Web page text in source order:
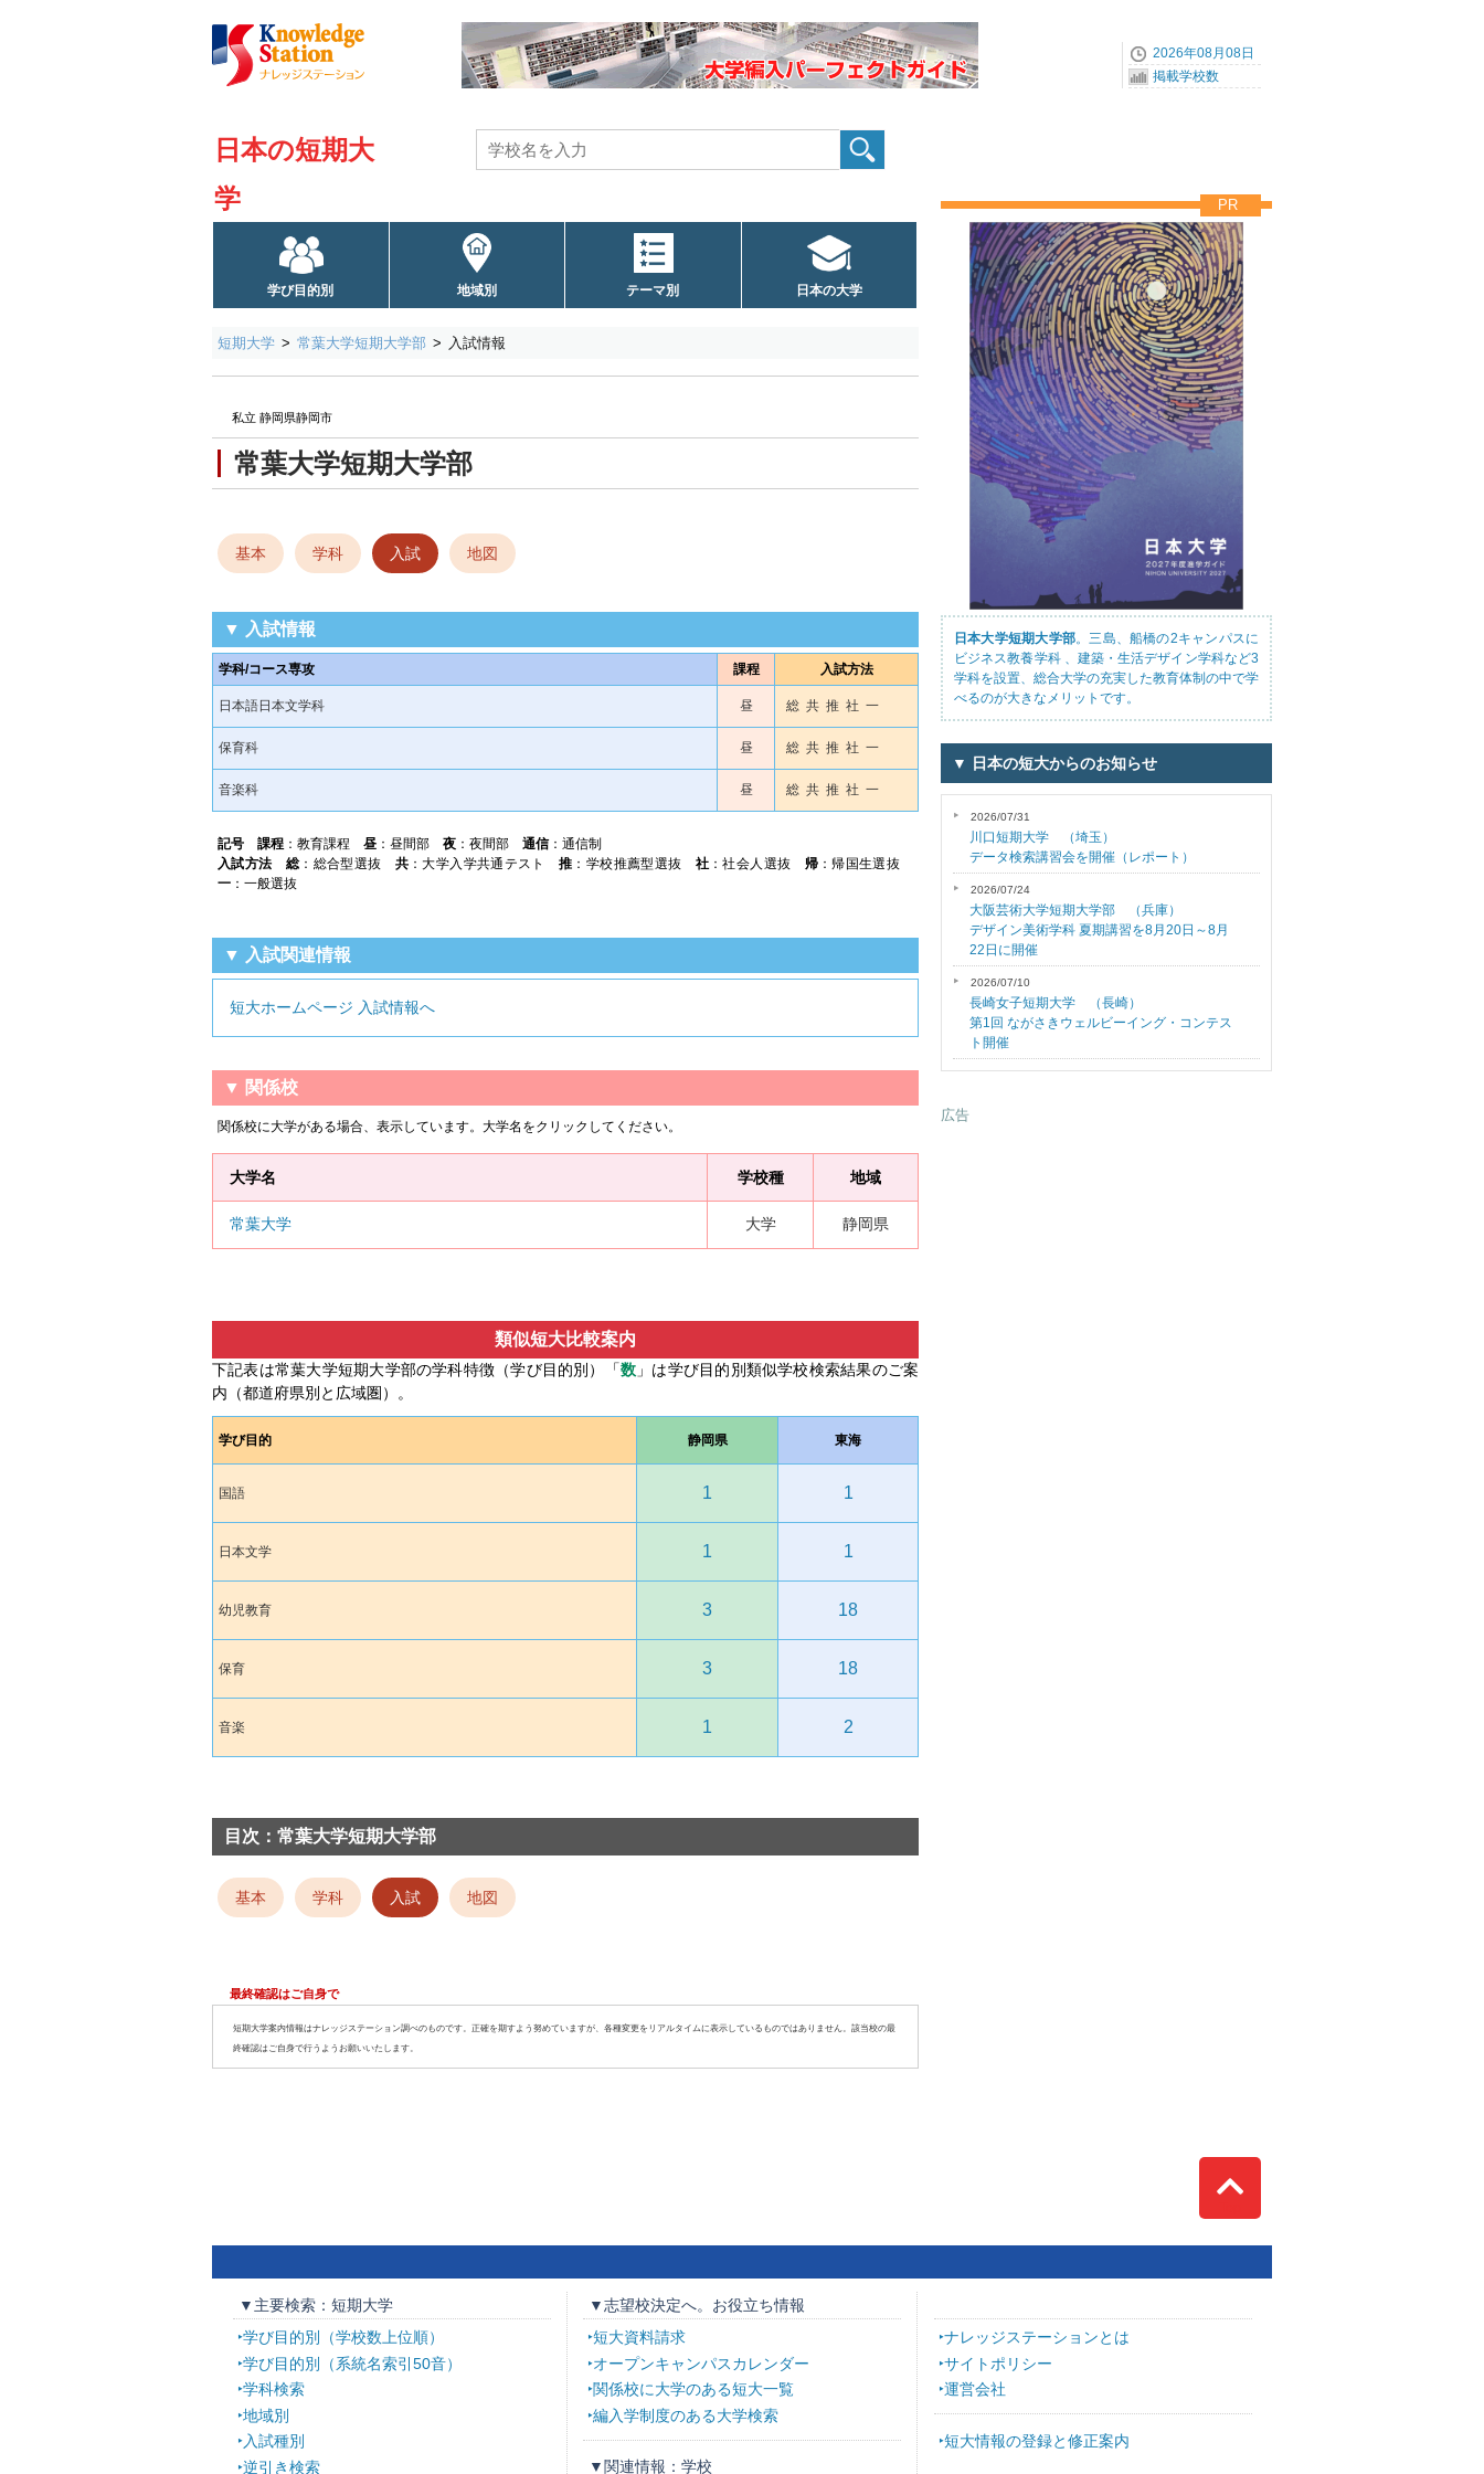
2026年08月08日
掲載学校数
日本の短期大
学
学び目的別 地域別 テーマ別 日本の大学
短期大学 常葉大学短期大学部 入試情報
常葉大学短期大学部
私立 静岡県静岡市
基本 学科 入試 地図
▼ 入試情報
学科/コース専攻 課程 入試方法
日本語日本文学科 昼 総 共 推 社 一
保育科 昼 総 共 推 社 一
音楽科 昼 総 共 推 社 一
記号 課程 ：教育課程 昼 ：昼間部 夜 ：夜間部 通信：通信制
入試方法
総：総合型選抜 共 ：大学入学共通テスト推 ：学校推薦型選抜 社 ：社会人選抜 帰：帰国生選抜
一 ：一般選抜
▼ 入試関連情報
短大ホームページ 入試情報へ
▼ 関係校
関係校に大学がある場合、表示しています。大学名をクリックしてください。
大学名 学校種 地域
常葉大学 大学 静岡県
類似短大比較案内
下記表は常葉大学短期大学部の学科特徴（学び目的別）「数 」は学び目的別類似学校検索結果のご案
内（都道府県別と広域圏）。
学び目的 静岡県 東海
国語 1 1
日本文学 1 1
幼児教育 3 18
保育 3 18
音楽 1 2
目次：常葉大学短期大学部
基本 学科 入試 地図
最終確認はご自身で
短期大学案内情報はナレッジステーション調べのものです。正確を期すよう努めていますが、各種変更をリアルタイムに表示しているものではありません。該当校の最
終確認はご自身で行うようお願いいたします。
PR
日本大学短期大学部。三島、船橋の2キャンパスに
ビジネス教養学科 、建築・生活デザイン学科など3
学科を設置、総合大学の充実した教育体制の中で学
べるのが大きなメリットです。
▼ 日本の短大からのお知らせ
2026/07/31
川口短期大学 （埼玉）
データ検索講習会を開催（レポート）
2026/07/24
大阪芸術大学短期大学部 （兵庫）
デザイン美術学科 夏期講習を8月20日～8月
22日に開催
2026/07/10
長崎女子短期大学 （長崎）
第1回 ながさきウェルビーイング・コンテス
ト開催
広告
▼主要検索：短期大学
学び目的別（学校数上位順）
学び目的別（系統名索引50音）
学科検索
地域別
入試種別
逆引き検索
▼志望校決定へ。お役立ち情報
短大資料請求
オープンキャンパスカレンダー
関係校に大学のある短大一覧
編入学制度のある大学検索
▼関連情報：学校
ナレッジステーションとは
サイトポリシー
運営会社
短大情報の登録と修正案内